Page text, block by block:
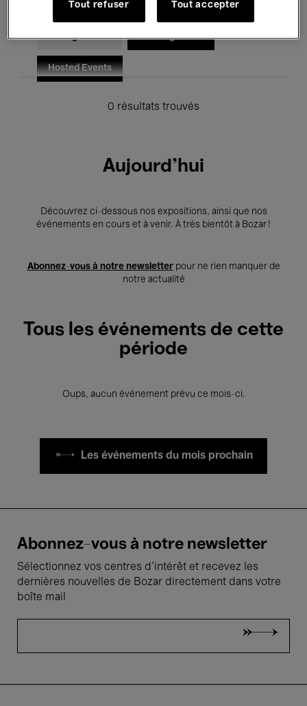
Pour tous Kids’ Palace
Enseignement Visites guidées
Hosted Events
0 résultats trouvés
Aujourd'hui
Découvrez ci-dessous nos expositions, ainsi que nos
événements en cours et à venir. À très bientôt à Bozar !
Abonnez-vous à notre newsletterpour ne rien manquer de
notre actualité
Tous les événements de cette
période
Oups, aucun événement prévu ce mois-ci.
Les événements du mois prochain
Abonnez-vous à notre newsletter
Sélectionnez vos centres d'intérêt et recevez les
dernières nouvelles de Bozar directement dans votre
boîte mail
Tout refuser Tout accepter